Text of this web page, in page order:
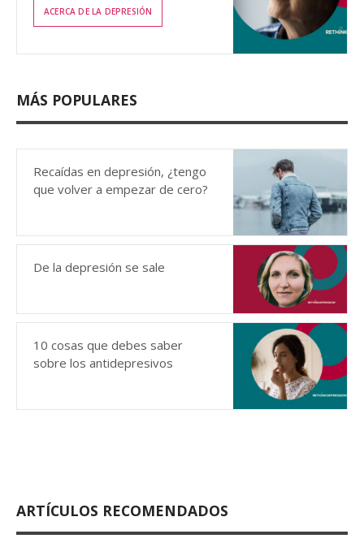
ACERCA DE LA DEPRESIÓN
MÁS POPULARES
Recaídas en depresión, ¿tengo
que volver a empezar de cero?
De la depresión se sale
10 cosas que debes saber
sobre los antidepresivos
ARTÍCULOS RECOMENDADOS